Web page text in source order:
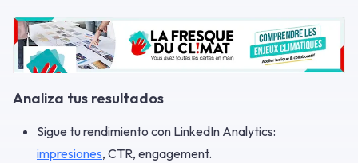
Analiza tus resultados
Sigue tu rendimiento con LinkedIn Analytics:
impresiones, CTR, engagement.